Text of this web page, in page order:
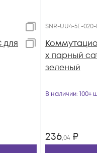
для
SNR-UU4-5E-020-
х парный
зеленый
В наличии: 100+ шт
236,04 ₽